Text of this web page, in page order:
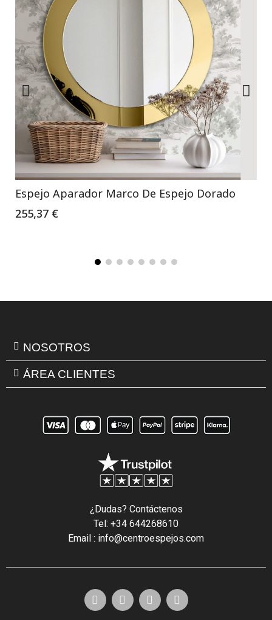
Espejo Aparador Marco De Espejo Dorado
255,37 €
NOSOTROS
ÁREA CLIENTES
¿Dudas? Contáctenos
Tel: +34 644268610
Email : info@centroespejos.com